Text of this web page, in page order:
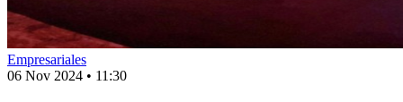
Empresariales
06 Nov 2024 • 11:30